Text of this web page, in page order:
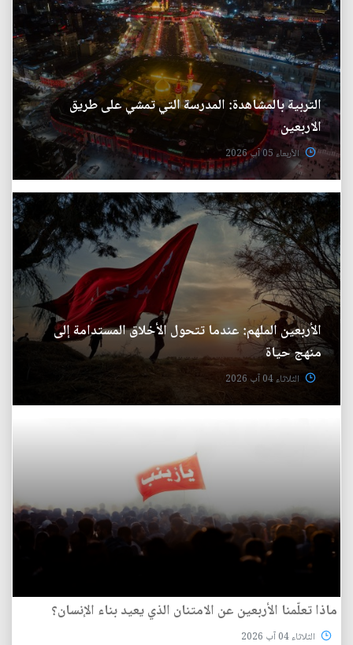
التربية بالمشاهدة: المدرسة التي تمشي على طريق
الاربعين
الأربعاء 05 آب 2026
الأربعين الملهم: عندما تتحول الأخلاق المستدامة إلى
منهج حياة
الثلاثاء 04 آب 2026
ماذا تعلّمنا الأربعين عن الامتنان الذي يعيد بناء الإنسان؟
الثلاثاء 04 آب 2026